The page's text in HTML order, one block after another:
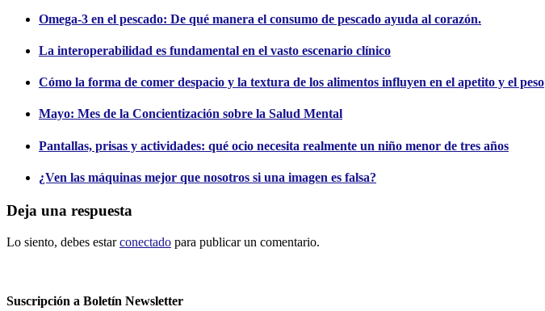
Omega-3 en el pescado: De qué manera el consumo de pescado ayuda al corazón.
La interoperabilidad es fundamental en el vasto escenario clínico
Cómo la forma de comer despacio y la textura de los alimentos influyen en el apetito y el peso
Mayo: Mes de la Concientización sobre la Salud Mental
Pantallas, prisas y actividades: qué ocio necesita realmente un niño menor de tres años
¿Ven las máquinas mejor que nosotros si una imagen es falsa?
Deja una respuesta
Lo siento, debes estarconectado para publicar un comentario.
Suscripción a Boletín Newsletter